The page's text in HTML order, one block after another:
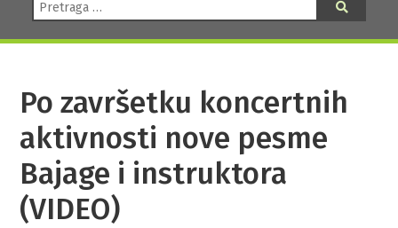
Po završetku koncertnih
aktivnosti nove pesme
Bajage i instruktora
(VIDEO)